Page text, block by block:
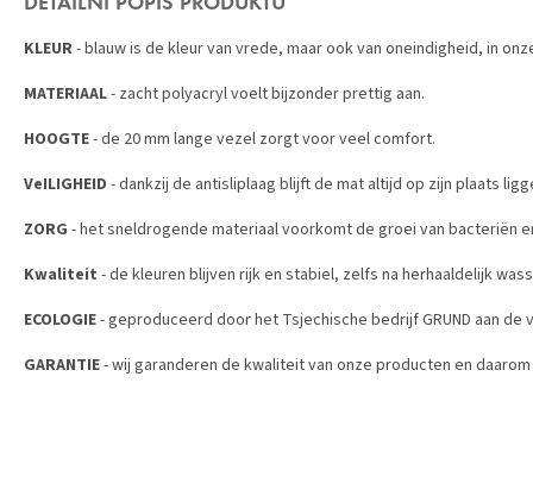
DETAILNÍ POPIS PRODUKTU
KLEUR- blauw is de kleur van vrede, maar ook van oneindigheid, in
MATERIAAL- zacht polyacryl voelt bijzonder prettig aan.
HOOGTE- de 20 mm lange vezel zorgt voor veel comfort.
VeILIGHEID - dankzij de antisliplaag blijft de mat altijd op zijn plaats
ZORG - het sneldrogende materiaal voorkomt de groei van bacteriën
Kwaliteit - de kleuren blijven rijk en stabiel, zelfs na herhaaldelijk
ECOLOGIE- geproduceerd door het Tsjechische bedrijf GRUND aan
GARANTIE- wij garanderen de kwaliteit van onze producten en